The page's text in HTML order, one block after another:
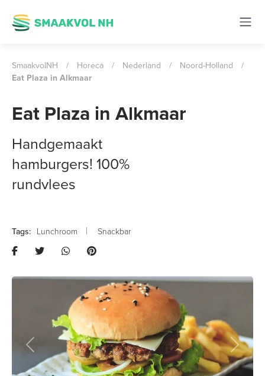
SmaakvolNH / Horeca / Nederland / Noord-Holland
/
Eat Plaza in Alkmaar
Eat Plaza in Alkmaar
Handgemaakt
hamburgers! 100%
rundvlees
Lunchroom Snackbar
Previous Next